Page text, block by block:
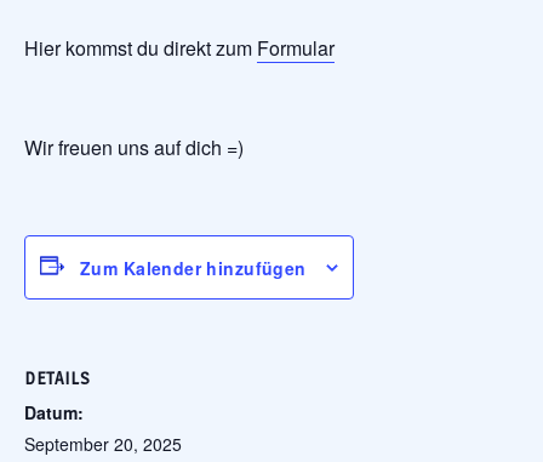
Hier kommst du direkt zum Formular
Wir freuen uns auf dich =)
Zum Kalender hinzufügen
DETAILS
Datum:
September 20, 2025